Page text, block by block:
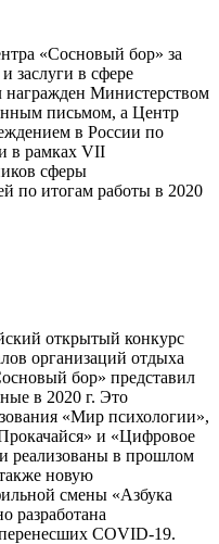
«Сосновый бор» за
заслуги в сфере
награжден Министерством
письмом, а Центр
в России по
в рамках VII
сферы
по итогам работы в 2020
открытый конкурс
организаций отдыха
бор» представил
в 2020 г. Это
«Мир психологии»,
и «Цифровое
реализованы в прошлом
новую
смены «Азбука
разработана
COVID-19.